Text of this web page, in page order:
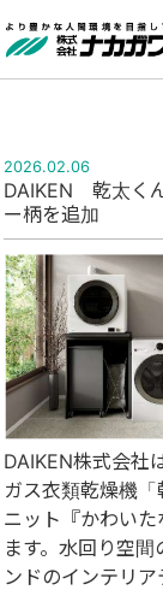
2026.02.06
DAIKEN 乾太く
ー柄を追加
DAIKEN株式会社
ガス衣類乾燥機
ニット『かわい
ます。水回り空
ンドのインテリ